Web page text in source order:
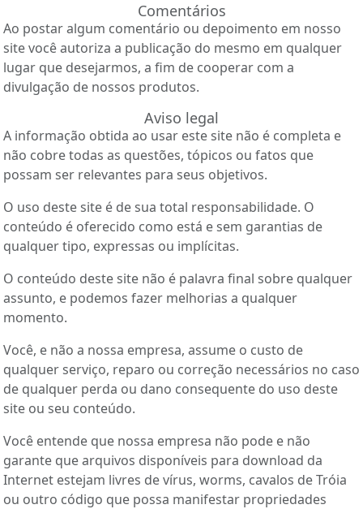
Comentários
Ao postar algum comentário ou depoimento em nosso
site você autoriza a publicação do mesmo em qualquer
lugar que desejarmos, a fim de cooperar com a
divulgação de nossos produtos.
Aviso legal
A informação obtida ao usar este site não é completa e
não cobre todas as questões, tópicos ou fatos que
possam ser relevantes para seus objetivos.
O uso deste site é de sua total responsabilidade. O
conteúdo é oferecido como está e sem garantias de
qualquer tipo, expressas ou implícitas.
O conteúdo deste site não é palavra final sobre qualquer
assunto, e podemos fazer melhorias a qualquer
momento.
Você, e não a nossa empresa, assume o custo de
qualquer serviço, reparo ou correção necessários no caso
de qualquer perda ou dano consequente do uso deste
site ou seu conteúdo.
Você entende que nossa empresa não pode e não
garante que arquivos disponíveis para download da
Internet estejam livres de vírus, worms, cavalos de Tróia
ou outro código que possa manifestar propriedades